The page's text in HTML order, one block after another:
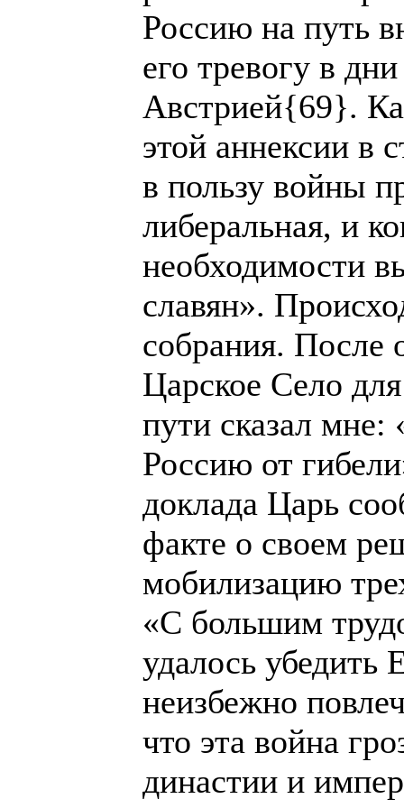
Россию на путь
его тревогу в
Австрией{69}.
этой аннексии в
в пользу войны
либеральная, и
необходимости
славян».
собрания. После
Царское Село
пути сказал мне:
Россию от
доклада Царь
факте о своем
мобилизацию
«С большим
удалось убедить
неизбежно
что эта война
династии и